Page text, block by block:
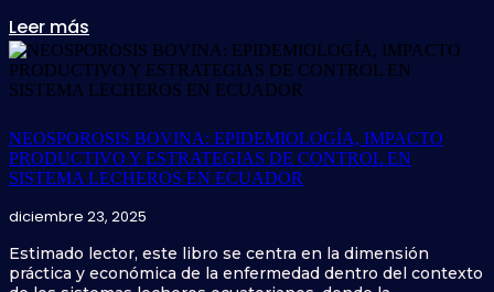
Leer más
NEOSPOROSIS BOVINA: EPIDEMIOLOGÍA, IMPACTO
PRODUCTIVO Y ESTRATEGIAS DE CONTROL EN
SISTEMA LECHEROS EN ECUADOR
diciembre 23, 2025
Estimado lector, este libro se centra en la dimensión
práctica y económica de la enfermedad dentro del contexto